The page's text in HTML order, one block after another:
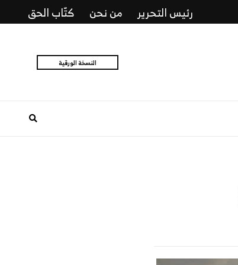
النسخة الورقية
رئيس التحرير من نحن كتّاب الحق